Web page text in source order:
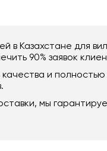
Казахстане для
90% заявок
и
мы